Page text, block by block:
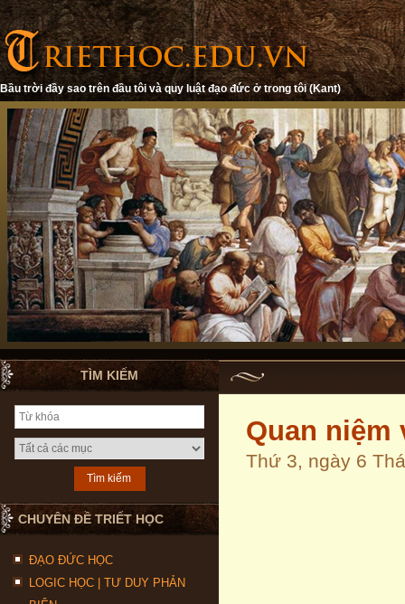
Bầu trời đầy sao trên đầu tôi và quy luật đạo đức ở trong tôi (Kant)
TÌM KIẾM
CHUYÊN ĐỀ TRIẾT HỌC
ĐẠO ĐỨC HỌC
LOGIC HỌC | TƯ DUY PHẢN
Quan niệm
Thứ 3, ngày 6